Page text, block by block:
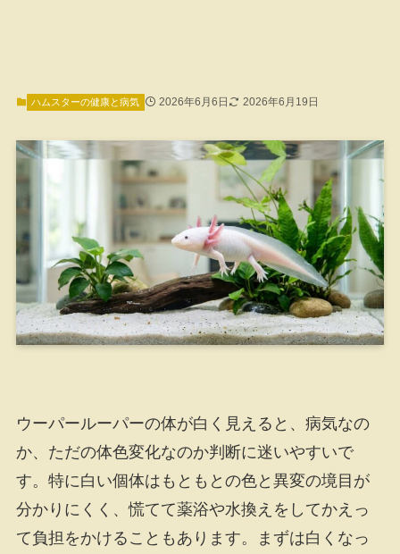
ハムスターの健康と病気 2026年6月6日 2026年6月19日
ウーパールーパーの体が白く見えると、病気なの
か、ただの体色変化なのか判断に迷いやすいで
す。特に白い個体はもともとの色と異変の境目が
分かりにくく、慌てて薬浴や水換えをしてかえっ
て負担をかけることもあります。まずは白くなっ